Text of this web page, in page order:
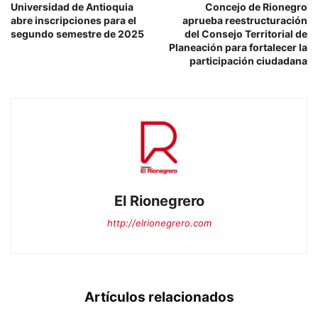
Universidad de Antioquia
abre inscripciones para el
segundo semestre de 2025
Concejo de Rionegro
aprueba reestructuración
del Consejo Territorial de
Planeación para fortalecer la
participación ciudadana
El Rionegrero
http://elrionegrero.com
Artículos relacionados